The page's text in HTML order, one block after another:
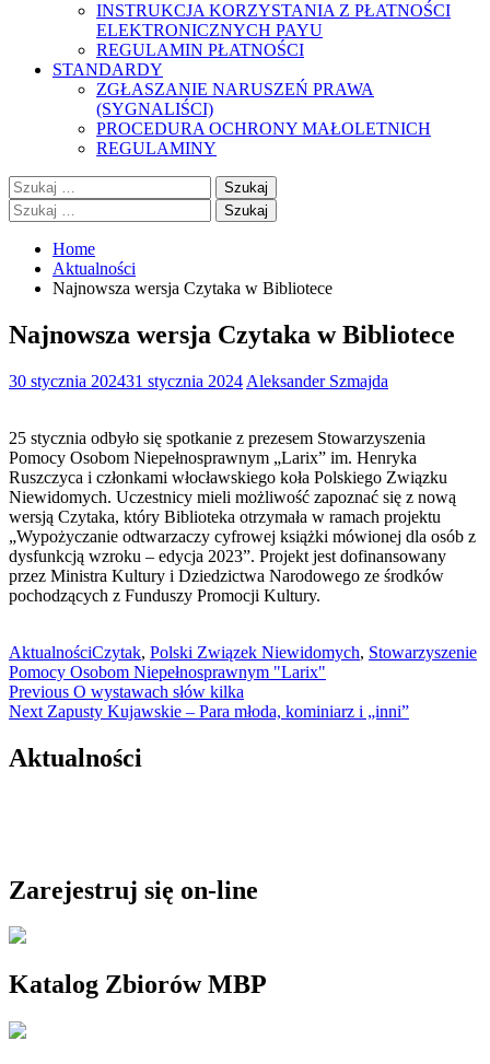
INSTRUKCJA KORZYSTANIA Z PŁATNOŚCI
ELEKTRONICZNYCH PAYU
REGULAMIN PŁATNOŚCI
STANDARDY
ZGŁASZANIE NARUSZEŃ PRAWA
(SYGNALIŚCI)
PROCEDURA OCHRONY MAŁOLETNICH
REGULAMINY
Szukaj:
Szukaj:
Home
Aktualności
Najnowsza wersja Czytaka w Bibliotece
Najnowsza wersja Czytaka w Bibliotece
30 stycznia 202431 stycznia 2024 Aleksander Szmajda
25 stycznia odbyło się spotkanie z prezesem Stowarzyszenia
Pomocy Osobom Niepełnosprawnym „Larix” im. Henryka
Ruszczyca i członkami włocławskiego koła Polskiego Związku
Niewidomych. Uczestnicy mieli możliwość zapoznać się z nową
wersją Czytaka, który Biblioteka otrzymała w ramach projektu
„Wypożyczanie odtwarzaczy cyfrowej książki mówionej dla osób z
dysfunkcją wzroku – edycja 2023”. Projekt jest dofinansowany
przez Ministra Kultury i Dziedzictwa Narodowego ze środków
pochodzących z Funduszy Promocji Kultury.
AktualnościCzytak, Polski Związek Niewidomych, Stowarzyszenie
Pomocy Osobom Niepełnosprawnym "Larix"
Nawigacja
wpisu
Previous Previous
post:
O wystawach słów kilka
Next Next
Zapusty Kujawskie – Para młoda, kominiarz i „inni”
Aktualności
Zarejestruj się on-line
Katalog Zbiorów MBP